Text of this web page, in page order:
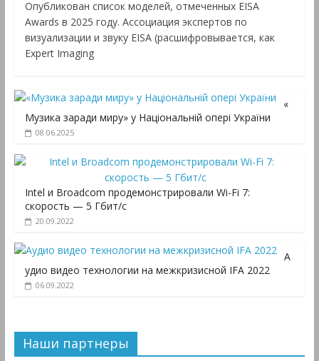
Опубликован список моделей, отмеченных EISA
Awards в 2025 году. Ассоциация экспертов по
визуализации и звуку EISA (расшифровывается, как
Expert Imaging
«
Музика заради миру» у Національній опері України
08.06.2025
Intel и Broadcom продемонстрировали Wi-Fi 7:
скорость — 5 Гбит/с
20.09.2022
А
удио видео технологии на межкризисной IFA 2022
06.09.2022
Наши партнеры